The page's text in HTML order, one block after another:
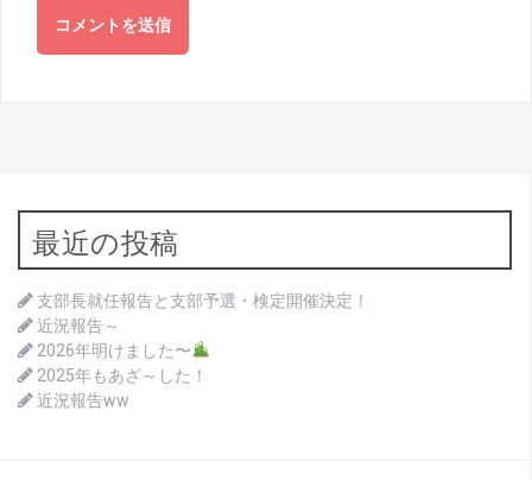
最近の投稿
支部長就任報告と支部予選・検定開催決定！
近況報告～
2026年明けました〜
2025年もあざ～した！
近況報告ww